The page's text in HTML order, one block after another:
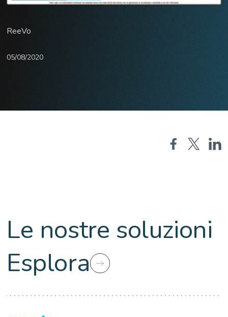
ReeVo
05/08/2020
Le nostre soluzioni
Esplora